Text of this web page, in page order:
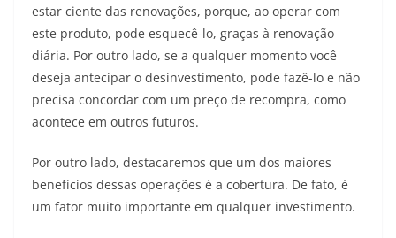
estar ciente das renovações, porque, ao operar com
este produto, pode esquecê-lo, graças à renovação
diária. Por outro lado, se a qualquer momento você
deseja antecipar o desinvestimento, pode fazê-lo e não
precisa concordar com um preço de recompra, como
acontece em outros futuros.
Por outro lado, destacaremos que um dos maiores
benefícios dessas operações é a cobertura. De fato, é
um fator muito importante em qualquer investimento.